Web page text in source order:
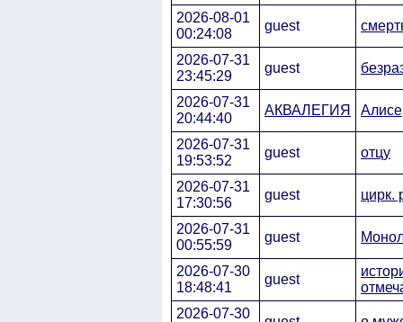
2026-08-01
00:24:08
guest
2026-07-31
23:45:29
guest
2026-07-31
20:44:40
АКВАЛЕГИЯ Алисе
2026-07-31
19:53:52
guest отцу
2026-07-31
17:30:56
guest цирк.
2026-07-31
00:55:59
guest
2026-07-30
18:48:41
guest
2026-07-30